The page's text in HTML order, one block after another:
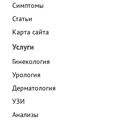
Симптомы
Статьи
Карта сайта
Услуги
Гинекология
Урология
Дерматология
УЗИ
Анализы